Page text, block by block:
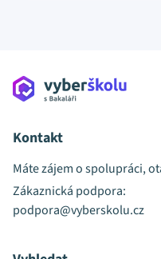
Kontakt
Máte zájem o spolupráci,
Zákaznická podpora:
podpora@vyberskolu.cz